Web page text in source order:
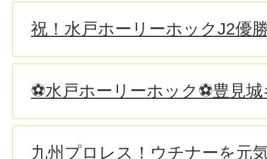
祝！水戸ホーリーホックJ2優
⚽水戸ホーリーホック⚽豊見
九州プロレス！ウチナーを元